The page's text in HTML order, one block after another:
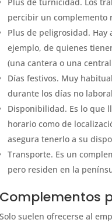
Plus de turnicidad. Los
percibir un complemento
Plus de peligrosidad. Hay
ejemplo, de quienes
(una cantera o una
Días festivos. Muy
durante los días no
Disponibilidad. Es lo que
horario como de
asegura tenerlo a su
Transporte. Es un
pero residen en la
Complementos
Solo suelen ofrecerse al